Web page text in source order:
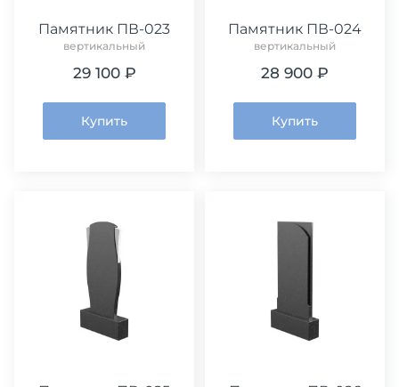
Памятник ПВ-023
вертикальный
29 100 ₽
Купить
Памятник ПВ-024
вертикальный
28 900 ₽
Купить